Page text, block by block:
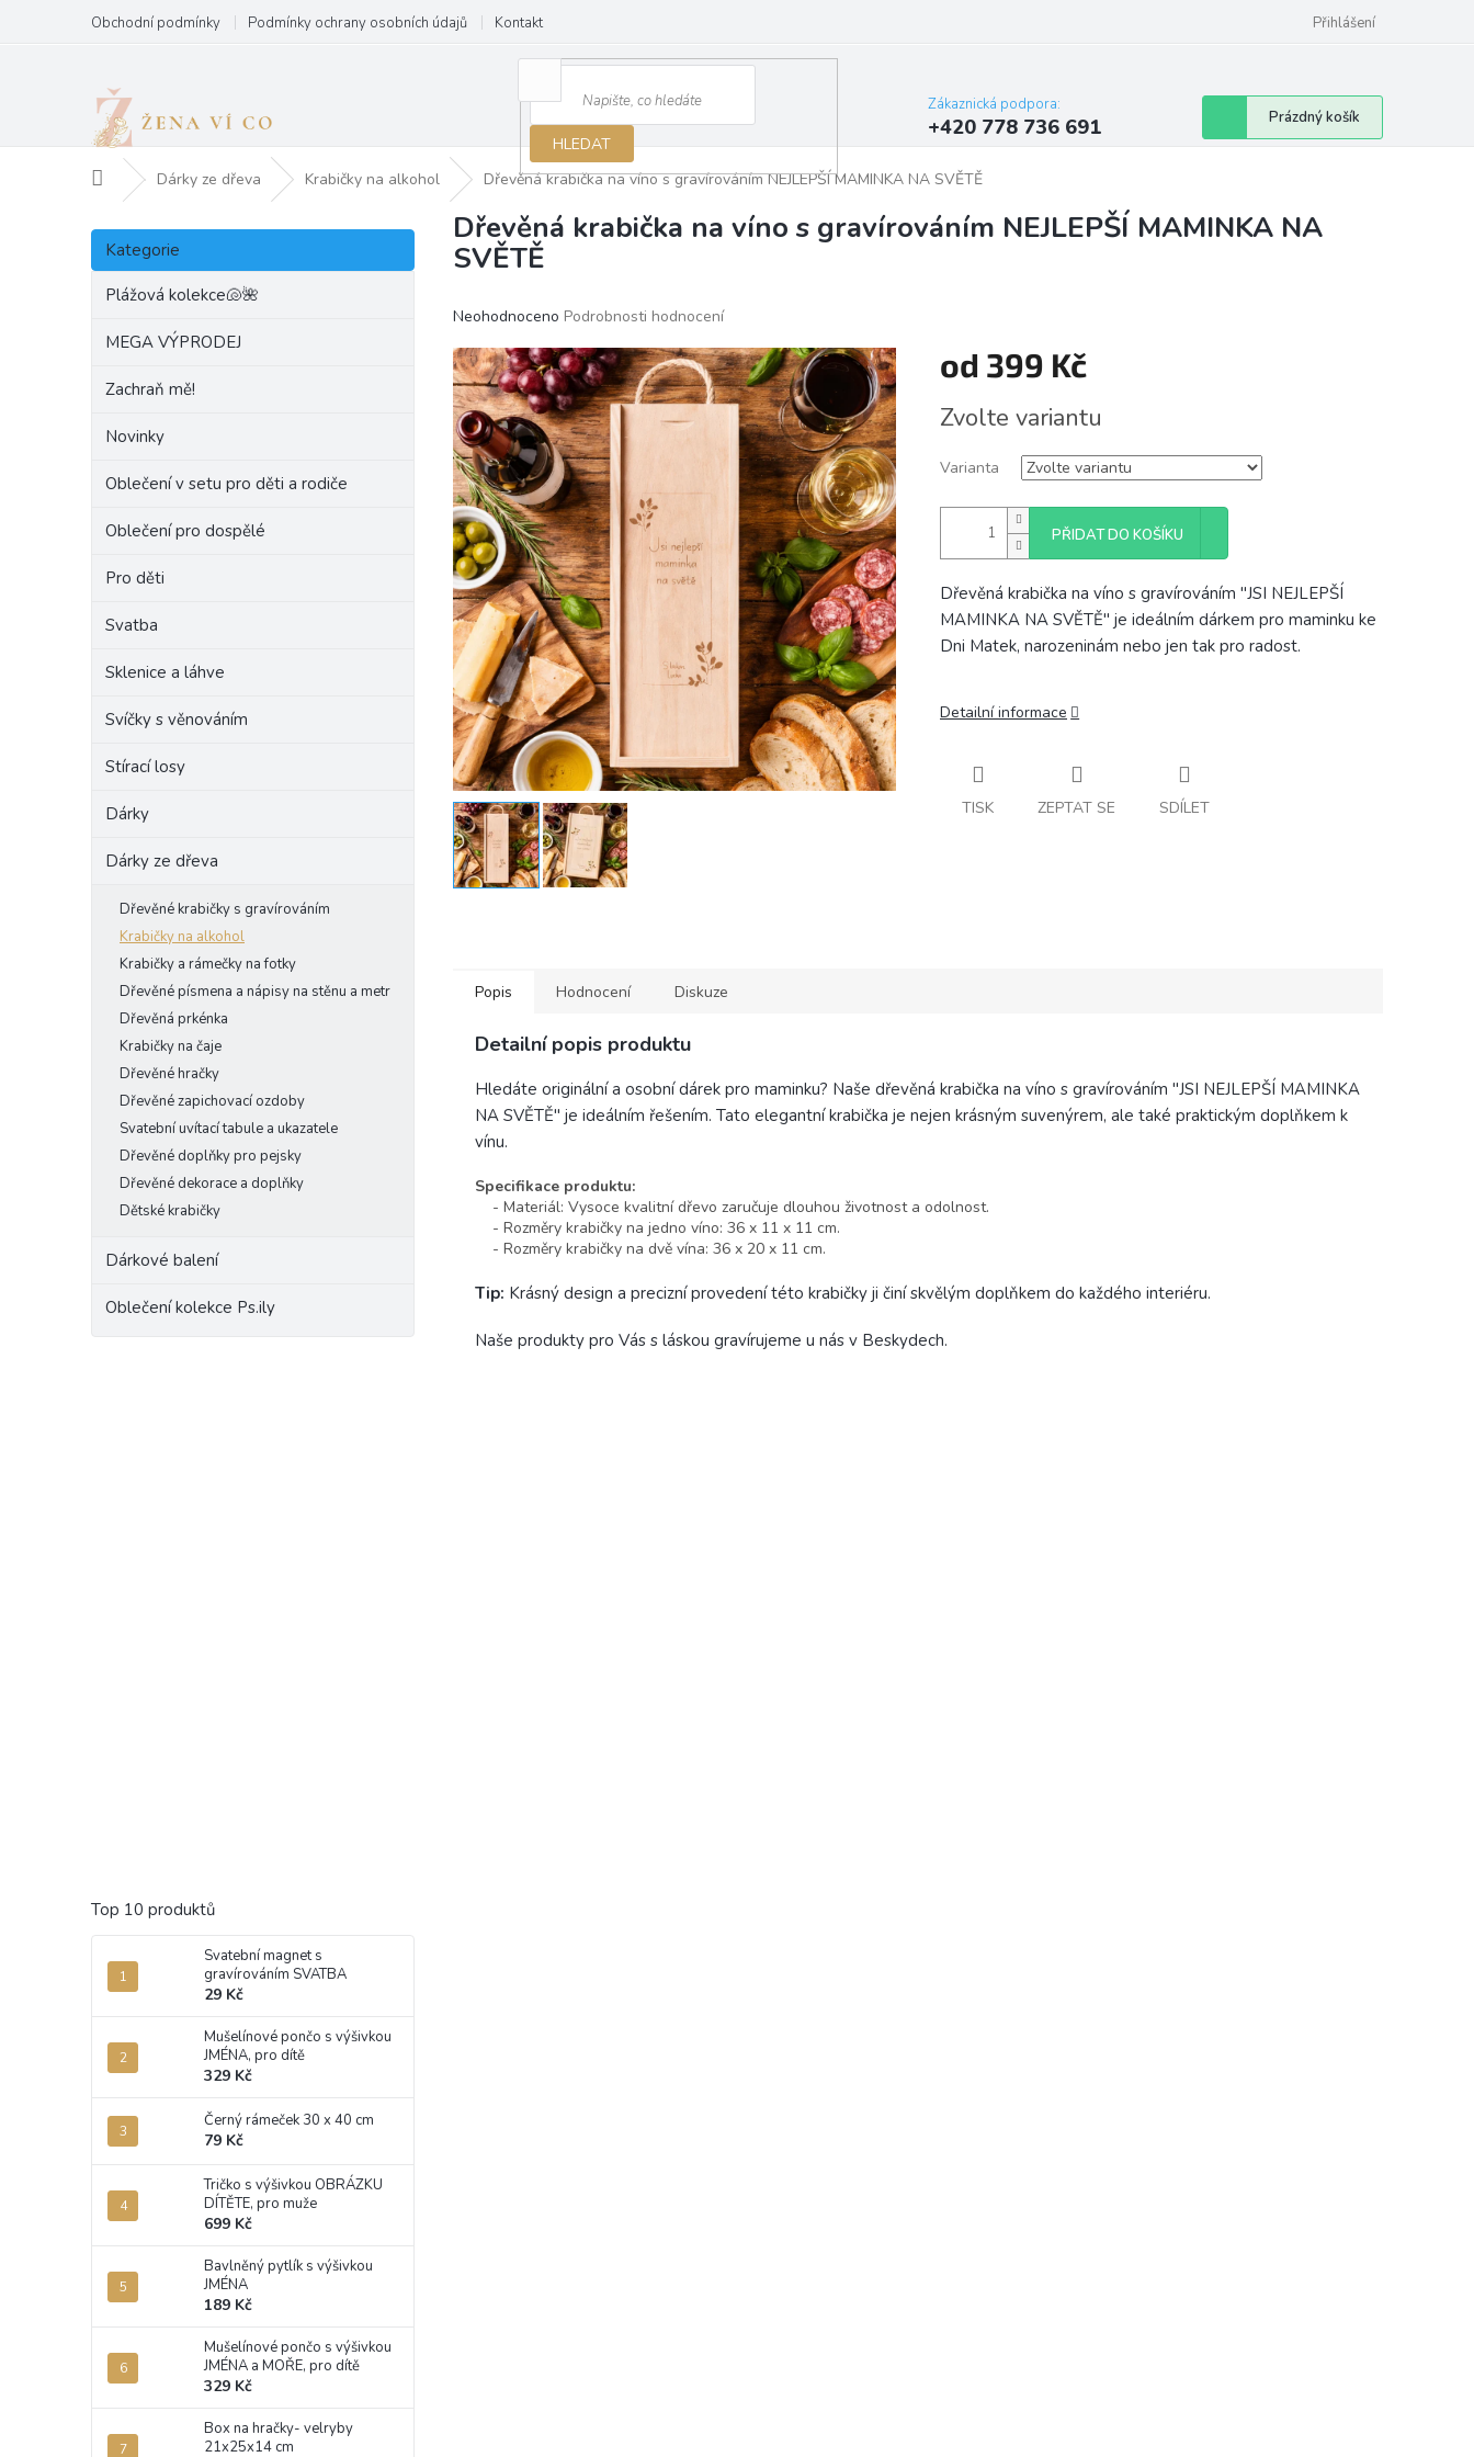
obsah
Obchodní podmínky Podmínky ochrany osobních údajů Kontakt Přihlášení
HLEDAT
Zákaznická podpora:
+420 778 736 691
Nákupní
košík
Prázdný košík
Domů Dárky ze dřeva Krabičky na alkohol Dřevěná krabička na víno s gravírováním NEJLEPŠÍ MAMINKA NA SVĚTĚ
P
s
Přeskočit
kategorie
Kategorie
Plážová kolekce🐚🌺
MEGA VÝPRODEJ
Zachraň mě!
Novinky
Oblečení v setu pro děti a rodiče
Oblečení pro dospělé
Pro děti
Svatba
Sklenice a láhve
Svíčky s věnováním
Stírací losy
Dárky
Dárky ze dřeva
Dřevěné krabičky s gravírováním
Krabičky na alkohol
Krabičky a rámečky na fotky
Dřevěné písmena a nápisy na stěnu a metr
Dřevěná prkénka
Krabičky na čaje
Dřevěné hračky
Dřevěné zapichovací ozdoby
Svatební uvítací tabule a ukazatele
Dřevěné doplňky pro pejsky
Dřevěné dekorace a doplňky
Dětské krabičky
Dárkové balení
Oblečení kolekce Ps.ily
Top 10 produktů
Svatební magnet s
gravírováním SVATBA
29 Kč
Mušelínové pončo s výšivkou
JMÉNA, pro dítě
329 Kč
Černý rámeček 30 x 40 cm
79 Kč
Tričko s výšivkou OBRÁZKU
DÍTĚTE, pro muže
699 Kč
Bavlněný pytlík s výšivkou
JMÉNA
189 Kč
Mušelínové pončo s výšivkou
JMÉNA a MOŘE, pro dítě
329 Kč
Box na hračky- velryby
21x25x14 cm
Dřevěná krabička na víno s gravírováním NEJLEPŠÍ MAMINKA NA
SVĚTĚ
Průměrné
produktu
je
0,0
z
5
hvězdiček.
Neohodnoceno Podrobnosti hodnocení
od 399 Kč
cena:
Zvolte variantu
Varianta
PŘIDAT DO KOŠÍKU
Dřevěná krabička na víno s gravírováním "JSI NEJLEPŠÍ
MAMINKA NA SVĚTĚ" je ideálním dárkem pro maminku ke
Dni Matek, narozeninám nebo jen tak pro radost.
Detailní informace
TISK ZEPTAT SE SDÍLET
Popis Hodnocení Diskuze
Detailní popis produktu
Hledáte originální a osobní dárek pro maminku? Naše dřevěná krabička na víno s gravírováním "JSI NEJLEPŠÍ MAMINKA
NA SVĚTĚ" je ideálním řešením. Tato elegantní krabička je nejen krásným suvenýrem, ale také praktickým doplňkem k
vínu.
Specifikace produktu:
- Materiál: Vysoce kvalitní dřevo zaručuje dlouhou životnost a odolnost.
- Rozměry krabičky na jedno víno: 36 x 11 x 11 cm.
- Rozměry krabičky na dvě vína: 36 x 20 x 11 cm.
Tip: Krásný design a precizní provedení této krabičky ji činí skvělým doplňkem do každého interiéru.
Naše produkty pro Vás s láskou gravírujeme u nás v Beskydech.